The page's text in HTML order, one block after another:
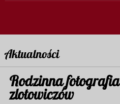
Aktualności
Rodzinna fotografia
zlotowiczów